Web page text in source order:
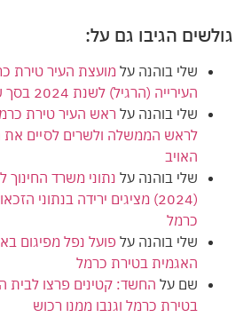
גולשים הגיבו גם על:
שלי בוהנה על מועצת העיר טירת
העירייה (הרגיל) לשנת 2024 בסך של 303 מיליון ש"ח
שלי בוהנה על ראש העיר טירת
לראש הממשלה ולשרים לסיים את
האויב
שלי בוהנה על נתוני משרד
(2024) מציגים ירידה בנתוני
כרמל
שלי בוהנה על פועל נפל מפיגום
האגמית בטירת כרמל
שם על החשד: קטינים פרצו לבית
בטירת כרמל וגנבו ממנו רכוש